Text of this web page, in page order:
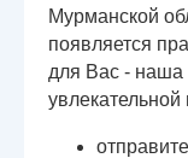
Мурманской
появляется
для Вас - наша